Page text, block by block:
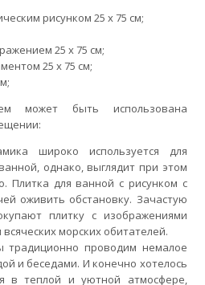
рисунком 25 x 75 см;
25 x 75 см;
25 x 75 см;
может быть использована
широко используется для
однако, выглядит при этом
Плитка для ванной с рисунком с
оживить обстановку. Зачастую
плитку с изображениями
морских обитателей.
традиционно проводим немалое
и беседами. И конечно хотелось
в теплой и уютной атмосфере,